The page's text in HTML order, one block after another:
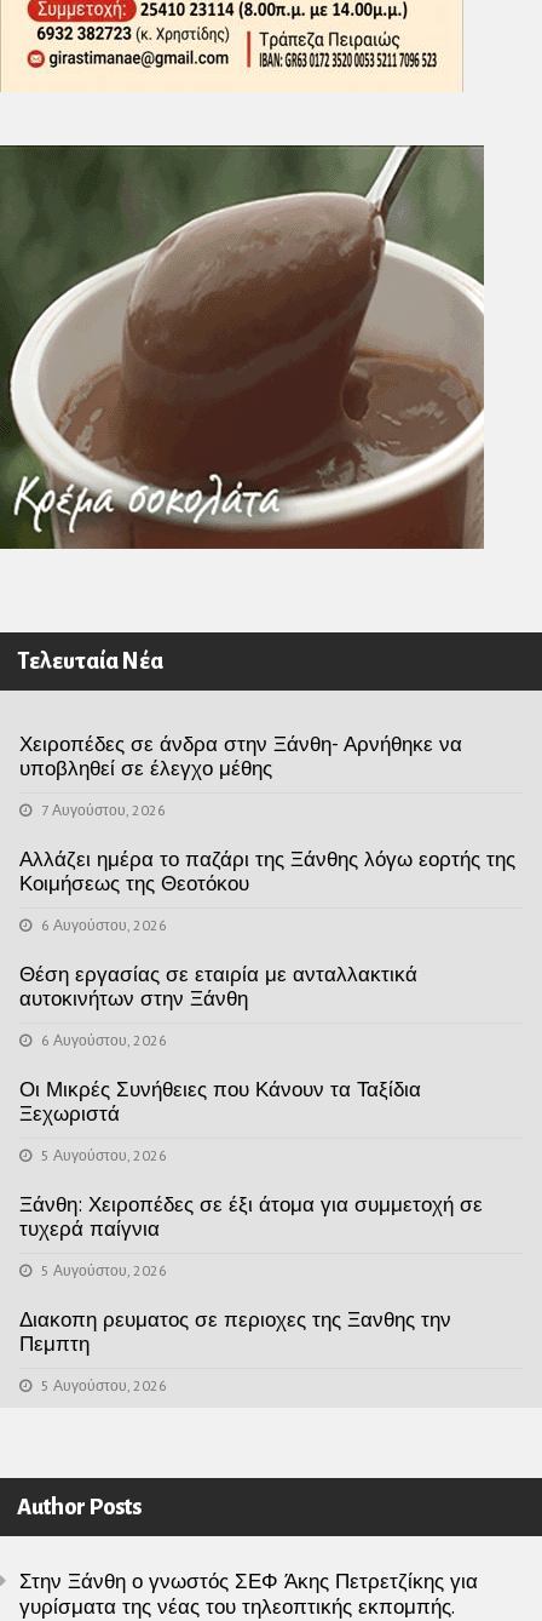
Τελευταία Νέα
Χειροπέδες σε άνδρα στην Ξάνθη- Αρνήθηκε να
υποβληθεί σε έλεγχο μέθης
7 Αυγούστου, 2026
Αλλάζει ημέρα το παζάρι της Ξάνθης λόγω εορτής της
Κοιμήσεως της Θεοτόκου
6 Αυγούστου, 2026
Θέση εργασίας σε εταιρία με ανταλλακτικά
αυτοκινήτων στην Ξάνθη
6 Αυγούστου, 2026
Οι Μικρές Συνήθειες που Κάνουν τα Ταξίδια
Ξεχωριστά
5 Αυγούστου, 2026
Ξάνθη: Χειροπέδες σε έξι άτομα για συμμετοχή σε
τυχερά παίγνια
5 Αυγούστου, 2026
Διακοπη ρευματος σε περιοχες της Ξανθης την
Πεμπτη
5 Αυγούστου, 2026
Author Posts
Στην Ξάνθη ο γνωστός ΣΕΦ Άκης Πετρετζίκης για
γυρίσματα της νέας του τηλεοπτικής εκπομπής.